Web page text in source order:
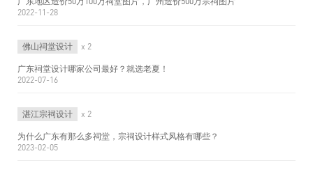
2022-11-28
佛山祠堂设计 x 2
广东祠堂设计哪家公司最好？就选老夏！
2022-07-16
湛江宗祠设计 x 2
为什么广东有那么多祠堂，宗祠设计样式风格有哪些？
2023-02-05